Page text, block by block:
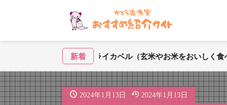
新着
素玄米炊飯器ライカベル（玄米やお米をおいしく食べたい方に）
2024年1月13日 2024年1月13日